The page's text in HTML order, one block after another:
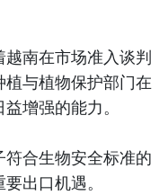
南在市场准入谈判
与植物保护部门在
增强的能力。
合生物安全标准的
出口机遇。